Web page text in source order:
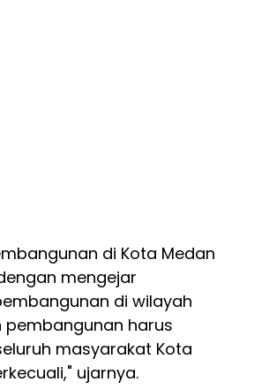
di Kota Medan
mengejar
di wilayah
pembangunan harus
masyarakat Kota
ujarnya.